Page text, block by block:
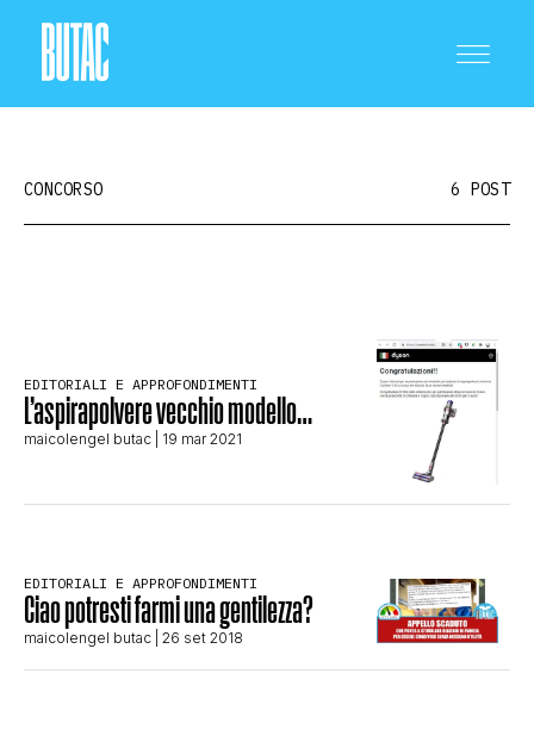
SCIENZA E TECNOLOGIA
STORIA E CITAZIONI
INTRATTENIMENTO
CONCORSO 6 POST
EDITORIALI E APPROFONDIMENTI
L’aspirapolvere vecchio modello…
maicolengel butac | 19 mar 2021
EDITORIALI E APPROFONDIMENTI
Ciao potresti farmi una gentilezza?
maicolengel butac | 26 set 2018